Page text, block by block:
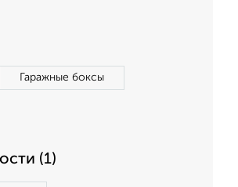
Гаражные боксы
(1)